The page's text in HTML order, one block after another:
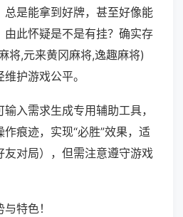
总是能拿到好牌，甚至好像能
由此怀疑是不是有挂？确实存
将,元来黄冈麻将,逸趣麻将)
护游戏公平。
入需求生成专用辅助工具，
痕迹，实现“必胜”效果，适
友对局），但需注意遵守游戏
特色！